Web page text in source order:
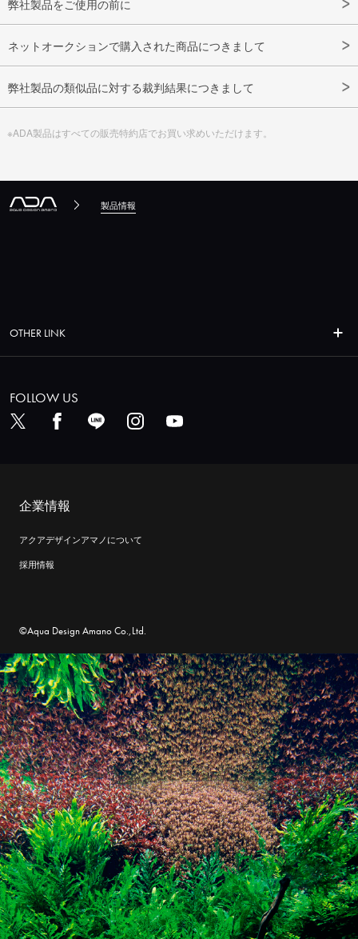
弊社製品をご使用の前に
ネットオークションで購入された商品につきまして
弊社製品の類似品に対する裁判結果につきまして
※ADA製品はすべての販売特約店でお買い求めいただけます。
製品情報
OTHER LINK
FOLLOW US
企業情報
アクアデザインアマノについて
採用情報
©Aqua Design Amano Co.,Ltd.